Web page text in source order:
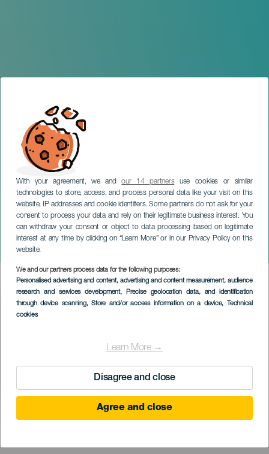
With your agreement, we andour 14 partnersuse cookies or similar
technologies to store, access, and process personal data like your visit on this
website, IP addresses and cookie identifiers. Some partners do not ask for your
consent to process your data and rely on their legitimate business interest. You
can withdraw your consent or object to data processing based on legitimate
interest at any time by clicking on “Learn More” or in our Privacy Policy on this
website.
We and our partners process data for the following purposes:
Personalised advertising and content, advertising and content measurement, audience
research and services development, Precise geolocation data, and identification
through device scanning, Store and/or access information on a device, Technical
cookies
Learn More →
Disagree and close
Agree and close
Arafonche Trail
TENERIFE
Imagen
Listado